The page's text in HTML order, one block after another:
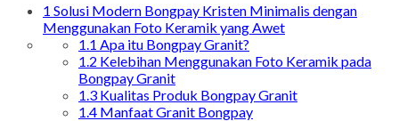
1 Solusi Modern Bongpay Kristen Minimalis dengan
Menggunakan Foto Keramik yang Awet
1.1 Apa itu Bongpay Granit?
1.2 Kelebihan Menggunakan Foto Keramik pada
Bongpay Granit
1.3 Kualitas Produk Bongpay Granit
1.4 Manfaat Granit Bongpay